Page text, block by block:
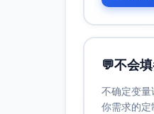
定期
每
自动
失
💬不会
不确定变
你需求的定